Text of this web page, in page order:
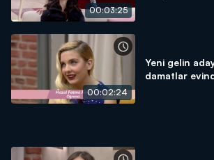
00:03:25
00:02:24
Yeni gelin
damatlar